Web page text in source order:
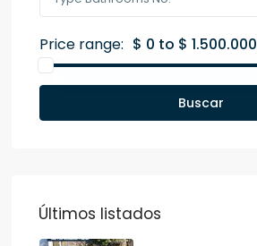
Price range: $ 0 to $ 1.500.000
Buscar
Últimos listados